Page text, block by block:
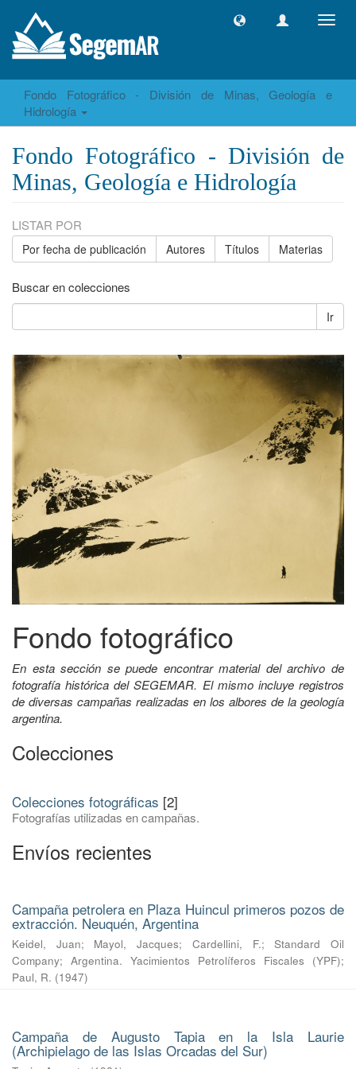
Fondo Fotográfico - División de Minas, Geología e
Hidrología
Fondo Fotográfico - División de
Minas, Geología e Hidrología
LISTAR POR
Por fecha de publicación Autores Títulos Materias
Buscar en colecciones
Ir
Fondo fotográfico
En esta sección se puede encontrar material del archivo de
fotografía histórica del SEGEMAR. El mismo incluye registros
de diversas campañas realizadas en los albores de la geología
argentina.
Colecciones
Colecciones fotográficas [2]
Fotografías utilizadas en campañas.
Envíos recientes
Campaña petrolera en Plaza Huincul primeros pozos de
extracción. Neuquén, Argentina
Keidel, Juan; Mayol, Jacques; Cardellini, F.;Standard Oil
Company; Argentina. Yacimientos Petrolíferos Fiscales (YPF);
Paul, R. (1947)
Campaña de Augusto Tapia en la Isla Laurie
(Archipielago de las Islas Orcadas del Sur)